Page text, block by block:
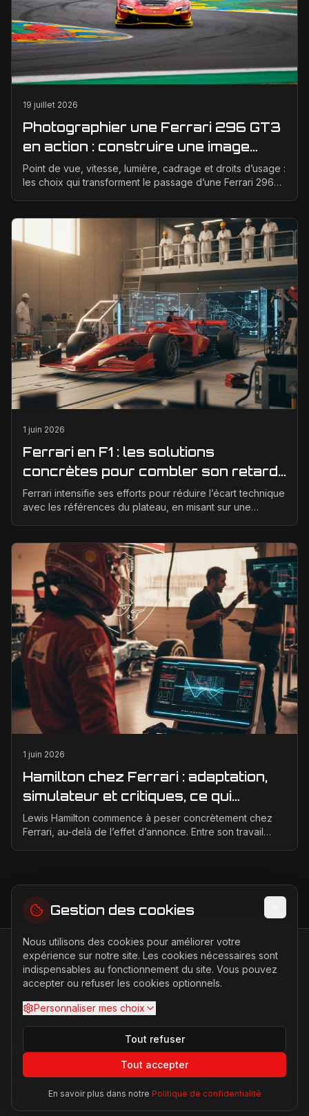
19 juillet 2026
Photographier une Ferrari 296 GT3
en action : construire une image
éditoriale qui raconte la course
Point de vue, vitesse, lumière, cadrage et droits d’usage :
les choix qui transforment le passage d’une Ferrari 296
1 juin 2026
Ferrari en F1 : les solutions
concrètes pour combler son retard
technique en 2026
Ferrari intensifie ses efforts pour réduire l’écart technique
avec les références du plateau, en misant sur une
1 juin 2026
Hamilton chez Ferrari : adaptation,
simulateur et critiques, ce qui
change vraiment pour la Scuderia
Lewis Hamilton commence à peser concrètement chez
Ferrari, au-delà de l’effet d’annonce. Entre son travail
FERRARI PASSION
Votre source d'actualités sur l'univers Ferrari. F1, nouveaux
modèles, histoire légendaire.
Catégories
Actualités
Modèles
Gestion des cookies
Nous utilisons des cookies pour améliorer votre
expérience sur notre site. Les cookies nécessaires sont
indispensables au fonctionnement du site. Vous pouvez
accepter ou refuser les cookies optionnels.
Personnaliser mes choix
Tout refuser
Tout accepter
En savoir plus dans notre Politique de confidentialité